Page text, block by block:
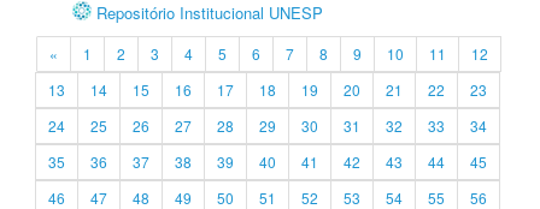
Repositório Institucional UNESP
« 1 2 3 4 5 6 7 8 9 10 11
12
13
14 15 16 17 18 19 20 21 22
23
24
25 26 27 28 29 30 31 32 33
34
35
36 37 38 39 40 41 42 43 44
45
46
47 48 49 50 51 52 53 54 55
56